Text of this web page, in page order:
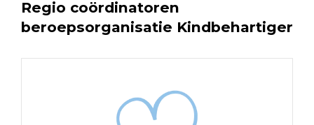
Regio coördinatoren
beroepsorganisatie Kindbehartiger